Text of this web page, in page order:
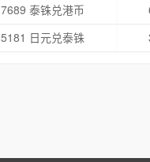
7689 泰铢兑港币
5181 日元兑泰铢